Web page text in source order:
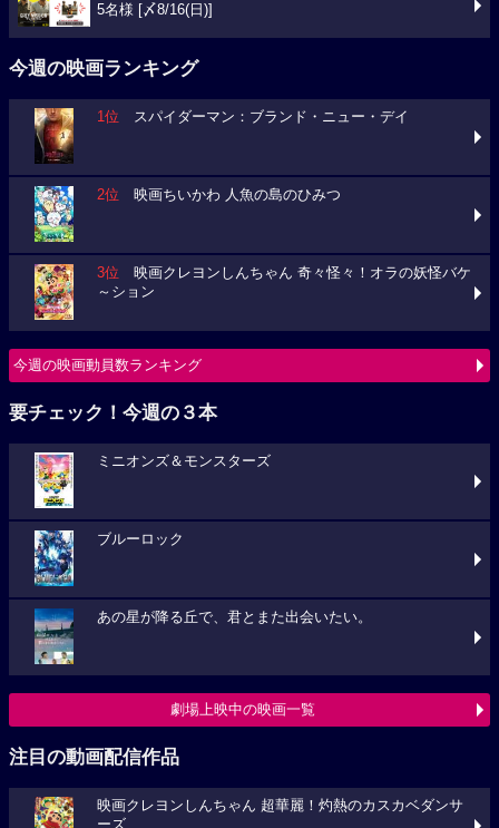
5名様 [〆8/16(日)]
今週の映画ランキング
1位 スパイダーマン：ブランド・ニュー・デイ
2位 映画ちいかわ 人魚の島のひみつ
3位 映画クレヨンしんちゃん 奇々怪々！オラの妖怪バケ
～ション
今週の映画動員数ランキング
要チェック！今週の３本
ミニオンズ＆モンスターズ
ブルーロック
あの星が降る丘で、君とまた出会いたい。
劇場上映中の映画一覧
注目の動画配信作品
映画クレヨンしんちゃん 超華麗！灼熱のカスカベダンサ
ーズ